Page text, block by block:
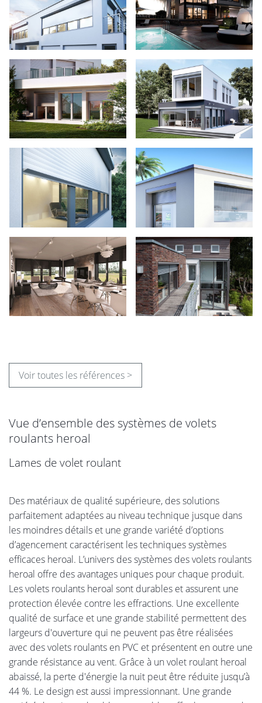
Voir toutes les références >
Vue d’ensemble des systèmes de volets
roulants heroal
Lames de volet roulant
Des matériaux de qualité supérieure, des solutions
parfaitement adaptées au niveau technique jusque dans
les moindres détails et une grande variété d’options
d’agencement caractérisent les techniques systèmes
efficaces heroal. L’univers des systèmes des volets roulants
heroal offre des avantages uniques pour chaque produit.
Les volets roulants heroal sont durables et assurent une
protection élevée contre les effractions. Une excellente
qualité de surface et une grande stabilité permettent des
largeurs d'ouverture qui ne peuvent pas être réalisées
avec des volets roulants en PVC et présentent en outre une
grande résistance au vent. Grâce à un volet roulant heroal
abaissé, la perte d'énergie la nuit peut être réduite jusqu’à
44 %. Le design est aussi impressionnant. Une grande